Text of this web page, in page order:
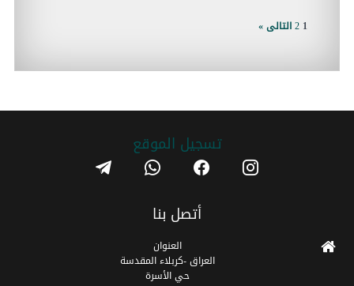
1
2التالى »
تسجیل الموقع instagram
facebook
whatsapp
telegram
أتصل بنا
العنوان
العراق -كربلاء المقدسة
حي الأسرة